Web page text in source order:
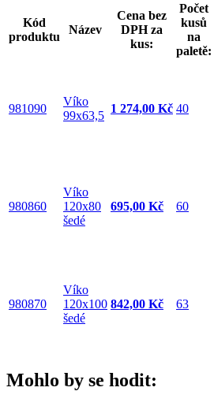
Kód
produktu
Název
Cena bez
DPH za
kus:
Počet
kusů
na
paletě:
981090
Víko
99x63,5
1 274,00 Kč 40
980860
Víko
120x80
šedé
695,00 Kč 60
980870
Víko
120x100
šedé
842,00 Kč 63
Mohlo by se hodit: